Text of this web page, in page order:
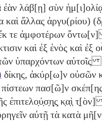
ἐὰν λάβ[ῃ] σὺν
καὶ ἄλλας ἀργυ(ρίου)
ἔκ τε ἀμφοτέρων
καὶ ἐξ ἑνὸς καὶ
τῶν ὑπαρχόντων αὐτοῖς
δίκης, ἀκύρ[ω]ν
πίστεων πασ[ῶ]ν
ἐπιτελο̣ύ̣σ̣η̣ς̣ κ̣α̣ὶ̣
αὐτῇ τὰ κατὰ